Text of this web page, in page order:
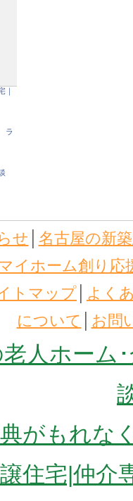
｜
ラ
せ
名古屋の新
イホーム創り応
トマップ
よく
について
お問
人ホーム
がもれな
住宅|仲介